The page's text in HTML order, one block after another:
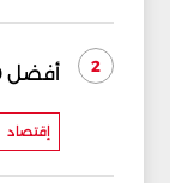
2 أفضل 10 سيارات مناسبة للشباب
إقتصاد